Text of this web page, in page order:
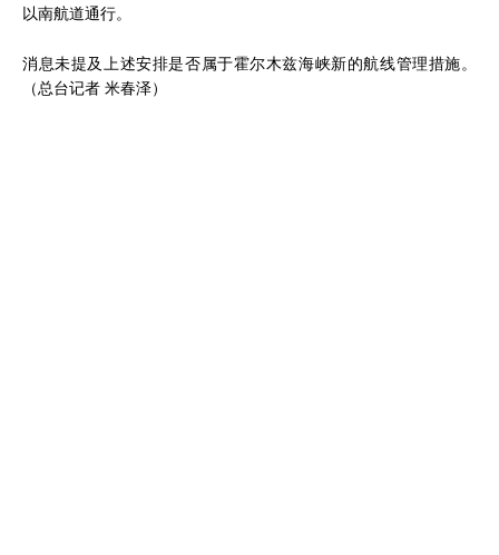
以南航道通行。
消息未提及上述安排是否属于霍尔木兹海峡新的航线管理措施。
（总台记者 米春泽）